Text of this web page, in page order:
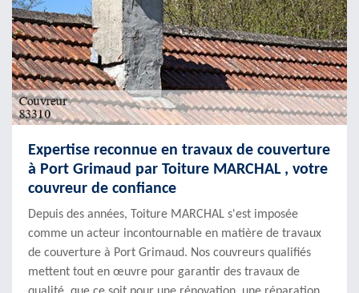
Expertise reconnue en travaux de couverture
à Port Grimaud par Toiture MARCHAL , votre
couvreur de confiance
Depuis des années, Toiture MARCHAL s'est imposée
comme un acteur incontournable en matière de travaux
de couverture à Port Grimaud. Nos couvreurs qualifiés
mettent tout en œuvre pour garantir des travaux de